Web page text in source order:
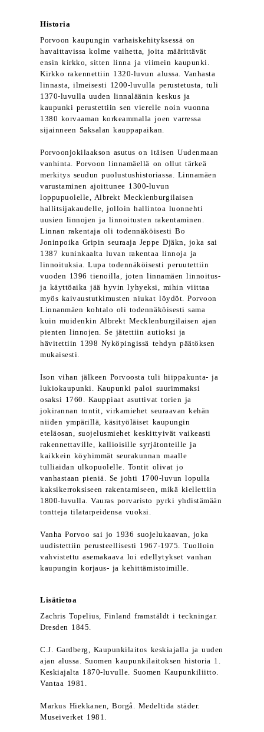
Historia
Porvoon kaupungin varhaiskehityksessä on
havaittavissa kolme vaihetta, joita määrittävät
ensin kirkko, sitten linna ja viimein kaupunki.
Kirkko rakennettiin 1320-luvun alussa. Vanhasta
linnasta, ilmeisesti 1200-luvulla perustetusta, tuli
1370-luvulla uuden linnaläänin keskus ja
kaupunki perustettiin sen vierelle noin vuonna
1380 korvaaman korkeammalla joen varressa
sijainneen Saksalan kauppapaikan.
Porvoonjokilaakson asutus on itäisen Uudenmaan
vanhinta. Porvoon linnamäellä on ollut tärkeä
merkitys seudun puolustushistoriassa. Linnamäen
varustaminen ajoittunee 1300-luvun
loppupuolelle, Albrekt Mecklenburgilaisen
hallitsijakaudelle, jolloin hallintoa luonnehti
uusien linnojen ja linnoitusten rakentaminen.
Linnan rakentaja oli todennäköisesti Bo
Joninpoika Gripin seuraaja Jeppe Djäkn, joka sai
1387 kuninkaalta luvan rakentaa linnoja ja
linnoituksia. Lupa todennäköisesti peruutettiin
vuoden 1396 tienoilla, joten linnamäen linnoitus-
ja käyttöaika jää hyvin lyhyeksi, mihin viittaa
myös kaivaustutkimusten niukat löydöt. Porvoon
Linnanmäen kohtalo oli todennäköisesti sama
kuin muidenkin Albrekt Mecklenburgilaisen ajan
pienten linnojen. Se jätettiin autioksi ja
hävitettiin 1398 Nyköpingissä tehdyn päätöksen
mukaisesti.
Ison vihan jälkeen Porvoosta tuli hiippakunta- ja
lukiokaupunki. Kaupunki paloi suurimmaksi
osaksi 1760. Kauppiaat asuttivat torien ja
jokirannan tontit, virkamiehet seuraavan kehän
niiden ympärillä, käsityöläiset kaupungin
eteläosan, suojelusmiehet keskittyivät vaikeasti
rakennettaville, kallioisille syrjätonteille ja
kaikkein köyhimmät seurakunnan maalle
tulliaidan ulkopuolelle. Tontit olivat jo
vanhastaan pieniä. Se johti 1700-luvun lopulla
kaksikerroksiseen rakentamiseen, mikä kiellettiin
1800-luvulla. Vauras porvaristo pyrki yhdistämään
tontteja tilatarpeidensa vuoksi.
Vanha Porvoo sai jo 1936 suojelukaavan, joka
uudistettiin perusteellisesti 1967-1975. Tuolloin
vahvistettu asemakaava loi edellytykset vanhan
kaupungin korjaus- ja kehittämistoimille.
Lisätietoa
Zachris Topelius, Finland framstäldt i teckningar.
Dresden 1845.
C.J. Gardberg, Kaupunkilaitos keskiajalla ja uuden
ajan alussa. Suomen kaupunkilaitoksen historia 1.
Keskiajalta 1870-luvulle. Suomen Kaupunkiliitto.
Vantaa 1981.
Markus Hiekkanen, Borgå. Medeltida städer.
Museiverket 1981.